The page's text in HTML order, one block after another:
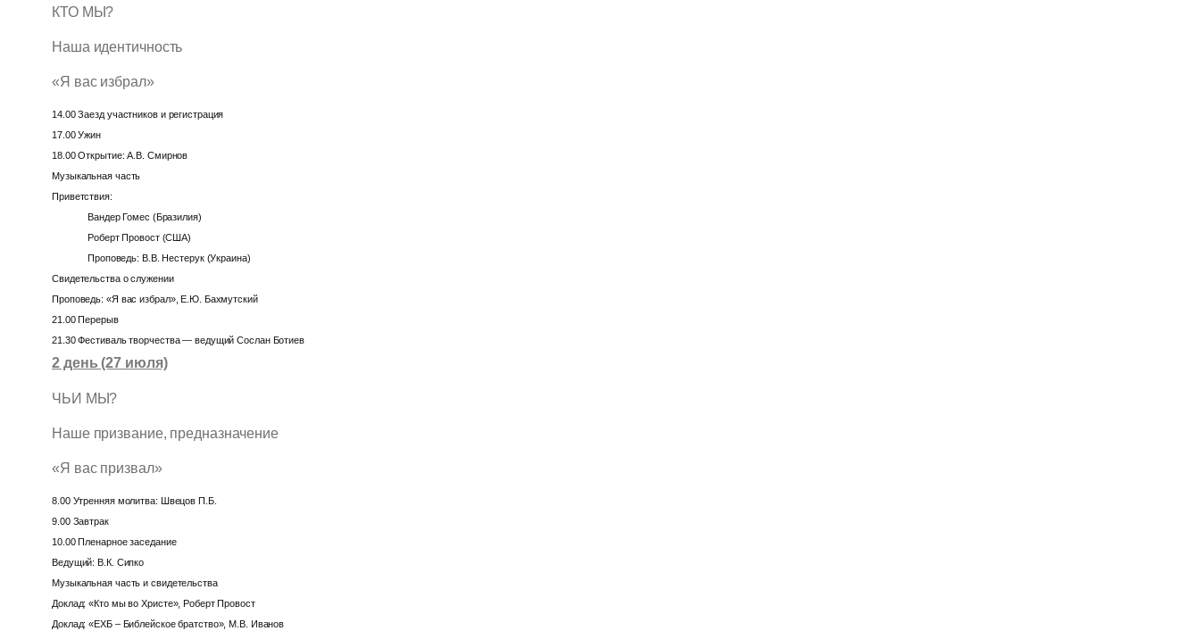
КТО МЫ?
Наша идентичность
«Я вас избрал»
14.00 Заезд участников и регистрация
17.00 Ужин
18.00 Открытие: А.В. Смирнов
Музыкальная часть
Приветствия:
Вандер Гомес (Бразилия)
Роберт Провост (США)
Проповедь: В.В. Нестерук (Украина)
Свидетельства о служении
Проповедь: «Я вас избрал», Е.Ю. Бахмутский
21.00 Перерыв
21.30 Фестиваль творчества — ведущий Сослан Ботиев
2 день (27 июля)
ЧЬИ МЫ?
Наше призвание, предназначение
«Я вас призвал»
8.00 Утренняя молитва: Швецов П.Б.
9.00 Завтрак
10.00 Пленарное заседание
Ведущий: В.К. Сипко
Музыкальная часть и свидетельства
Доклад: «Кто мы во Христе», Роберт Провост
Доклад: «ЕХБ – Библейское братство», М.В. Иванов